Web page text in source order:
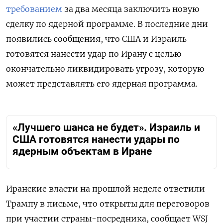
требованием за два месяца заключить новую
сделку по ядерной программе. В последние дни
появились сообщения, что США и Израиль
готовятся нанести удар по Ирану с целью
окончательно ликвидировать угрозу, которую
может представлять его ядерная программа.
«Лучшего шанса не будет». Израиль и
США готовятся нанести удары по
ядерным объектам в Иране
Иранские власти на прошлой неделе ответили
Трампу в письме, что открыты для переговоров
при участии страны-посредника, сообщает WSJ